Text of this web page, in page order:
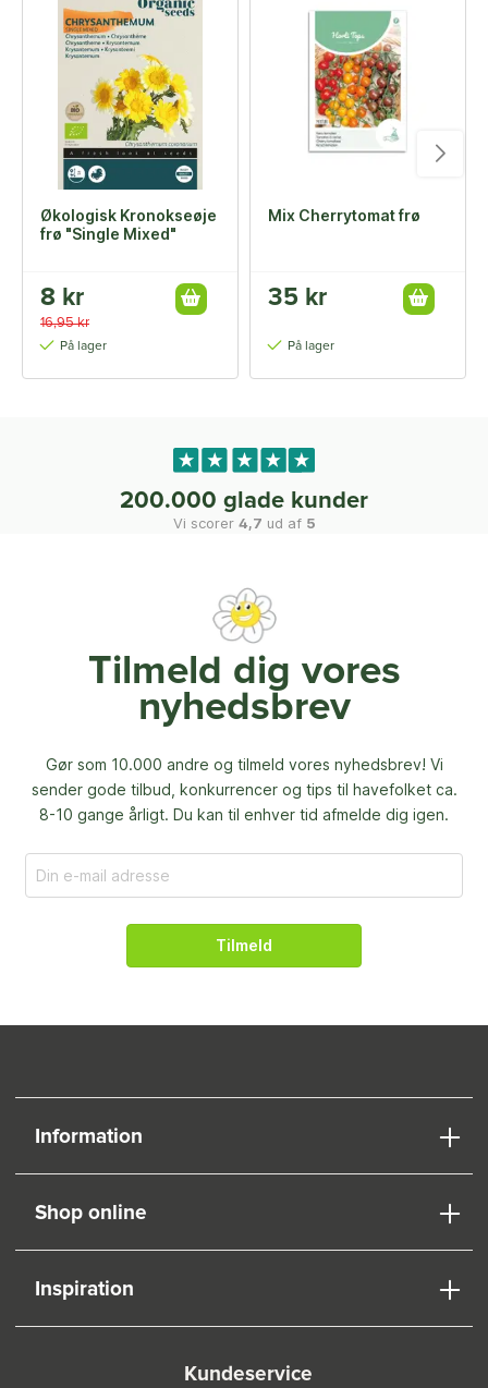
Økologisk Kronokseøje
frø "Single Mixed"
8 kr
16,95 kr
På lager
Mix Cherrytomat frø
35 kr
På lager
200.000 glade kunder
Vi scorer 4,7 ud af 5
Tilmeld dig vores
nyhedsbrev
Gør som 10.000 andre og tilmeld vores nyhedsbrev! Vi
sender gode tilbud, konkurrencer og tips til havefolket ca.
8-10 gange årligt. Du kan til enhver tid afmelde dig igen.
Tilmeld
Information
Shop online
Inspiration
Kundeservice